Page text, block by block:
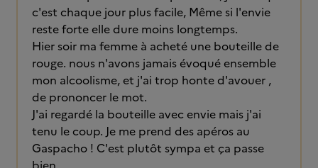
c'est chaque jour plus facile, Même si l'envie
reste forte elle dure moins longtemps.
Hier soir ma femme à acheté une bouteille de
rouge. nous n'avons jamais évoqué ensemble
mon alcoolisme, et j'ai trop honte d'avouer ,
de prononcer le mot.
J'ai regardé la bouteille avec envie mais j'ai
tenu le coup. Je me prend des apéros au
Gaspacho ! C'est plutôt sympa et ça passe